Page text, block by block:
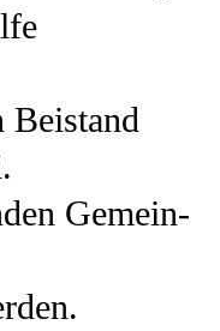
Bei­stand
Gemein­